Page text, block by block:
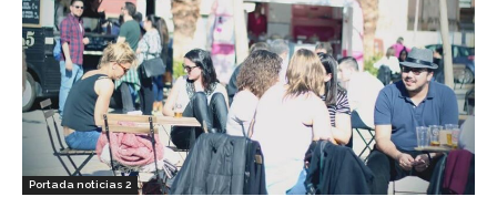
Portada noticias 2